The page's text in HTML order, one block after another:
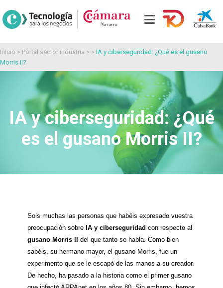
Inicio > Portal sector industria > > IA y ciberseguridad: ¿Qué es el gusano
Morris II?
IA y ciberseguridad: ¿Qué
es el gusano Morris II?
Sois muchas las personas que habéis expresado vuestra
preocupación sobre IA y ciberseguridad con respecto al
gusano Morris II
del que tanto se habla. Como bien
sabéis, su hermano mayor, el gusano Morris, fue un
experimento que se le escapó de las manos a su creador.
De hecho, ha pasado a la historia como el primer gusano